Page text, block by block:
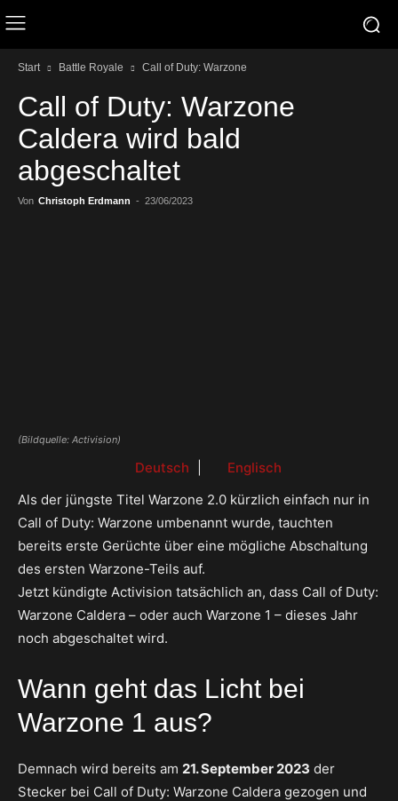
Start Battle Royale Call of Duty: Warzone
Call of Duty: Warzone
Caldera wird bald
abgeschaltet
Von Christoph Erdmann - 23/06/2023
(Bildquelle: Activision)
Deutsch
Englisch
Als der jüngste Titel Warzone 2.0 kürzlich einfach nur in
Call of Duty: Warzone umbenannt wurde, tauchten
bereits erste Gerüchte über eine mögliche Abschaltung
des ersten Warzone-Teils auf.
Jetzt kündigte Activision tatsächlich an, dass Call of Duty:
Warzone Caldera – oder auch Warzone 1 – dieses Jahr
noch abgeschaltet wird.
Wann geht das Licht bei
Warzone 1 aus?
Demnach wird bereits am 21. September 2023 der
Stecker bei Call of Duty: Warzone Caldera gezogen und